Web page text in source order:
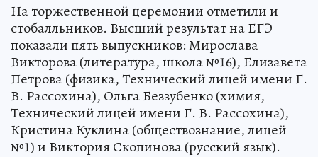
На торжественной церемонии отметили и
стобалльников. Высший результат на ЕГЭ
показали пять выпускников: Мирослава
Викторова (литература, школа №16), Елизавета
Петрова (физика, Технический лицей имени Г.
В. Рассохина), Ольга Беззубенко (химия,
Технический лицей имени Г. В. Рассохина),
Кристина Куклина (обществознание, лицей
№1) и Виктория Скопинова (русский язык).